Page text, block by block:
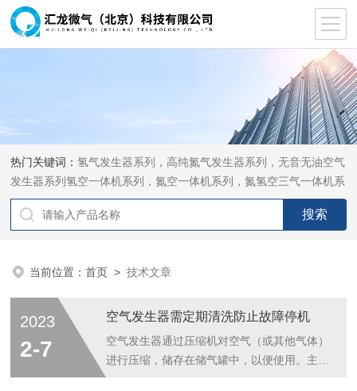
热门关键词：氢气发生器系列，高纯氮气发生器系列，无音无油空气
发生器系列氢空一体机系列，氮空一体机系列，氮氢空三气一体机系
列，气体净化器系列，代理日本DKK-TOA水质分析，水质检测仪
器，代理南韩SitekPH/离子计，DO计，电导计，多功能计，PH/DO/
当前位置：首页 >技术文章
2023
2-7
空气发生器需定期清洗防止故障停机
空气发生器通过压缩机对空气（或其他气体）
进行压缩，储存在储气罐中，以便使用。主要